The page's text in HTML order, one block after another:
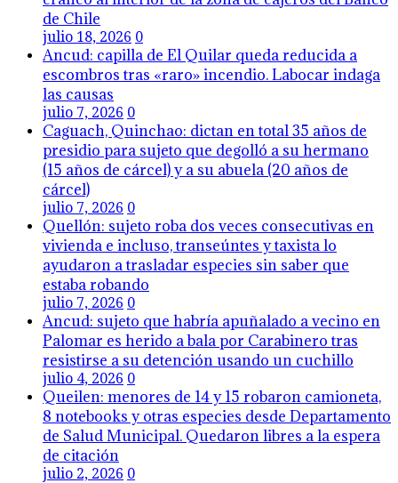
de Chile
julio 18, 2026 0
Ancud: capilla de El Quilar queda reducida a
escombros tras «raro» incendio. Labocar indaga
las causas
julio 7, 2026 0
Caguach, Quinchao: dictan en total 35 años de
presidio para sujeto que degolló a su hermano
(15 años de cárcel) y a su abuela (20 años de
cárcel)
julio 7, 2026 0
Quellón: sujeto roba dos veces consecutivas en
vivienda e incluso, transeúntes y taxista lo
ayudaron a trasladar especies sin saber que
estaba robando
julio 7, 2026 0
Ancud: sujeto que habría apuñalado a vecino en
Palomar es herido a bala por Carabinero tras
resistirse a su detención usando un cuchillo
julio 4, 2026 0
Queilen: menores de 14 y 15 robaron camioneta,
8 notebooks y otras especies desde Departamento
de Salud Municipal. Quedaron libres a la espera
de citación
julio 2, 2026 0